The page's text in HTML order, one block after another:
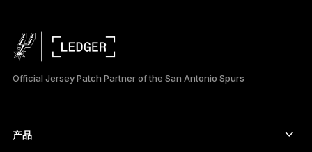
日本語
Official Jersey Patch Partner of the San Antonio Spurs
产品